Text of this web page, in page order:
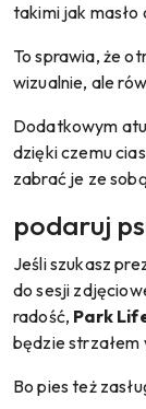
takimi jak
To sprawia, że
wizualnie, ale
Dodatkowym
dzięki czemu
zabrać je ze
podaruj
Jeśli szukasz
do sesji
radość, Park
będzie strzałem
Bo pies też